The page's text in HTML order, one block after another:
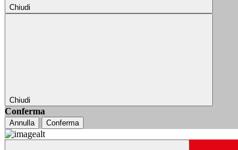
Chiudi
Chiudi
Conferma
Annulla Conferma